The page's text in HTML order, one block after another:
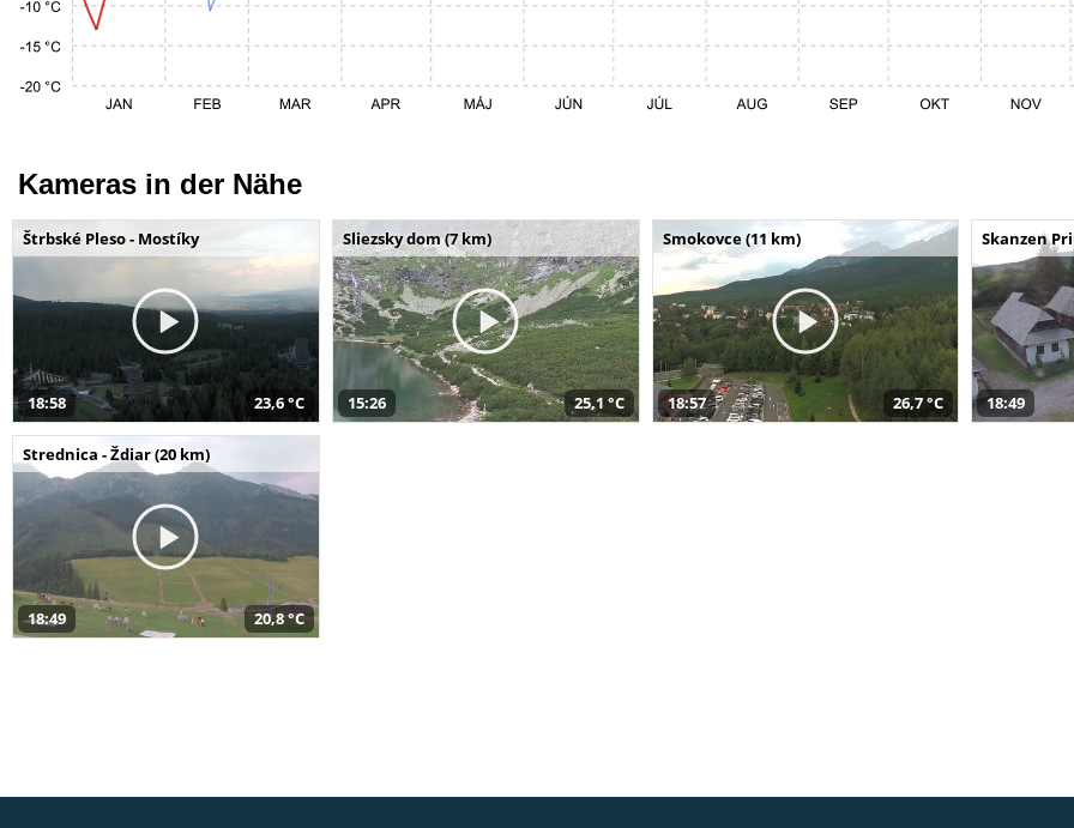
Kameras in der Nähe
Štrbské Pleso - Mostíky
18:58 23,6 °C
Sliezsky dom (7 km)
15:26 25,1 °C
Smokovce (11 km)
18:57 26,7 °C
Skanzen
18:49
Strednica - Ždiar (20 km)
18:49 20,8 °C